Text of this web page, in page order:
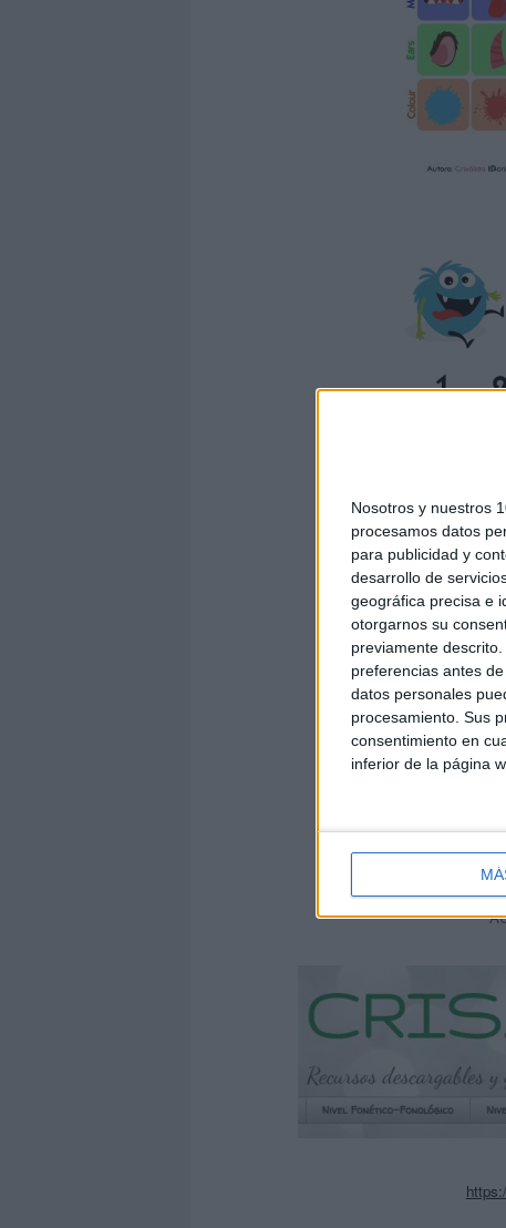
Nosotros y nuestros
procesamos datos
para publicidad y
desarrollo de
geográfica precisa e
otorgarnos su
previamente
preferencias antes
datos personales
procesamiento. Sus
consentimiento en
inferior de la página
Tablero doble entrada-